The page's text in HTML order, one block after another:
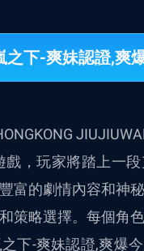
下-爽妹認證,爽
戲，玩家將踏上一
富的劇情內容和神
策略選擇。每個角
下-爽妹認證,爽爆